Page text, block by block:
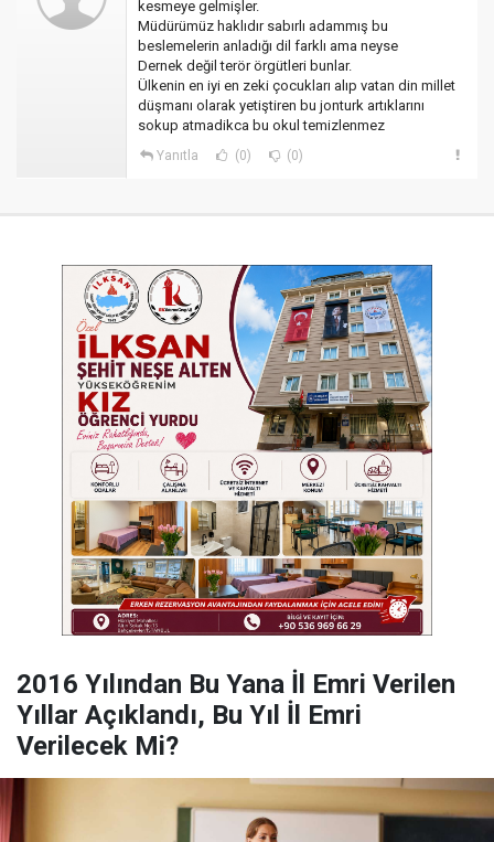
kesmeye gelmişler.
Müdürümüz haklıdır sabırlı adammış bu
beslemelerin anladığı dil farklı ama neyse
Dernek değil terör örgütleri bunlar.
Ülkenin en iyi en zeki çocukları alıp vatan din millet
düşmanı olarak yetiştiren bu jonturk artıklarını
sokup atmadikca bu okul temizlenmez
Yanıtla (0) (0)
2016 Yılından Bu Yana İl Emri Verilen
Yıllar Açıklandı, Bu Yıl İl Emri
Verilecek Mi?